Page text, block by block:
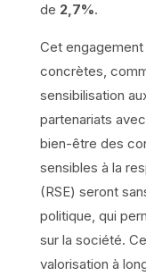
de 2,7%.
Cet
concrètes,
sensibilisation
partenariats
bien-être des
sensibles à la
(RSE) seront
politique, qui
sur la société.
valorisation à